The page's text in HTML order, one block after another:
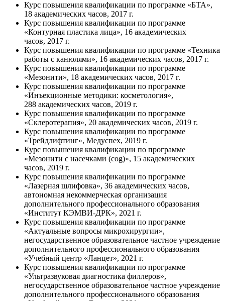
Курс повышения квалификации по программе «БТА»,
18 академических часов, 2017 г.
Курс повышения квалификации по программе
«Контурная пластика лица», 16 академических
часов, 2017 г.
Курс повышения квалификации по программе «Техника
работы с канюлями», 16 академических часов, 2017 г.
Курс повышения квалификации по программе
«Мезонити», 18 академических часов, 2017 г.
Курс повышения квалификации по программе
«Инъекционные методики: косметология»,
288 академических часов, 2019 г.
Курс повышения квалификации по программе
«Склеротерапия», 20 академических часов, 2019 г.
Курс повышения квалификации по программе
«Трейдлифтинг», Медуспех, 2019 г.
Курс повышения квалификации по программе
«Мезонити с насечками (cog)», 15 академических
часов, 2019 г.
Курс повышения квалификации по программе
«Лазерная шлифовка», 36 академических часов,
автономная некоммерческая организация
дополнительного профессионального образования
«Институт КЭМВИ-ДРК», 2021 г.
Курс повышения квалификации по программе
«Актуальные вопросы микрохирургии»,
негосударственное образовательное частное учреждение
дополнительного профессионального образования
«Учебный центр «Ланцет», 2021 г.
Курс повышения квалификации по программе
«Ультразвуковая диагностика филлеров»,
негосударственное образовательное частное учреждение
дополнительного профессионального образования